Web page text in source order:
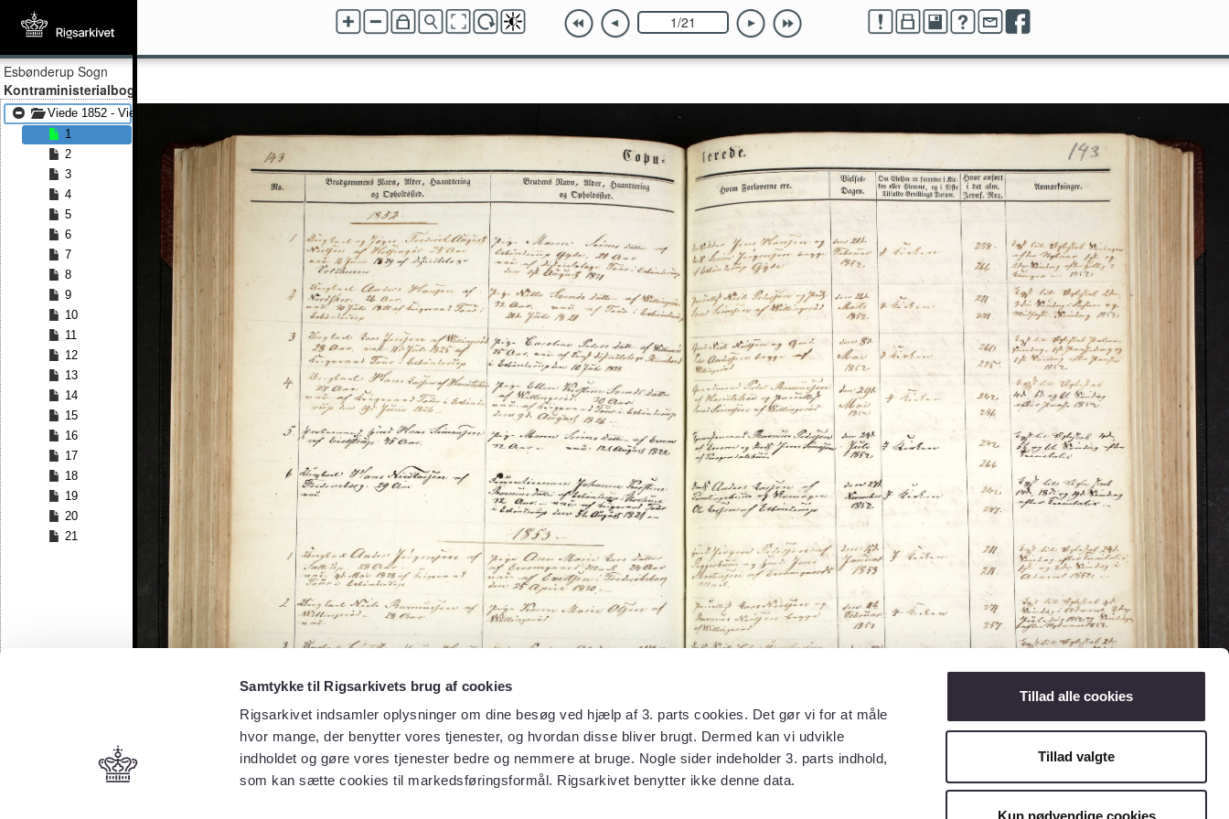
Samtykke til Rigsarkivets brug af cookies
Rigsarkivet indsamler oplysninger om dine besøg ved hjælp af 3. parts cookies. Det gør vi for at måle
hvor mange, der benytter vores tjenester, og hvordan disse bliver brugt. Dermed kan vi udvikle
indholdet og gøre vores tjenester bedre og nemmere at bruge. Nogle sider indeholder 3. parts indhold,
som kan sætte cookies til markedsføringsformål. Rigsarkivet benytter ikke denne data.
Tillad alle cookies
Tillad valgte
Kun nødvendige cookies
Esbønderup Sogn
Kontraministerialbog
Viede 1852 - Viede 1869
1
2
3
4
5
6
7
8
9
10
11
12
13
14
15
16
17
18
19
20
21